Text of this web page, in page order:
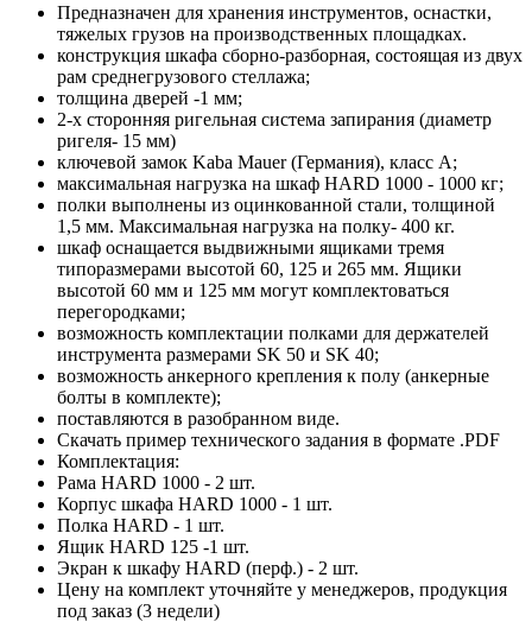
Предназначен для хранения инструментов, оснастки,
тяжелых грузов на производственных площадках.
конструкция шкафа сборно-разборная, состоящая из двух
рам среднегрузового стеллажа;
толщина дверей -1 мм;
2-х сторонняя ригельная система запирания (диаметр
ригеля- 15 мм)
ключевой замок Kaba Mauer (Германия), класс A;
максимальная нагрузка на шкаф HARD 1000 - 1000 кг;
полки выполнены из оцинкованной стали, толщиной
1,5 мм. Максимальная нагрузка на полку- 400 кг.
шкаф оснащается выдвижными ящиками тремя
типоразмерами высотой 60, 125 и 265 мм. Ящики
высотой 60 мм и 125 мм могут комплектоваться
перегородками;
возможность комплектации полками для держателей
инструмента размерами SK 50 и SK 40;
возможность анкерного крепления к полу (анкерные
болты в комплекте);
поставляются в разобранном виде.
Скачать пример технического задания в формате .PDF
Комплектация:
Рама HARD 1000 - 2 шт.
Корпус шкафа HARD 1000 - 1 шт.
Полка HARD - 1 шт.
Ящик HARD 125 -1 шт.
Экран к шкафу HARD (перф.) - 2 шт.
Цену на комплект уточняйте у менеджеров, продукция
под заказ (3 недели)